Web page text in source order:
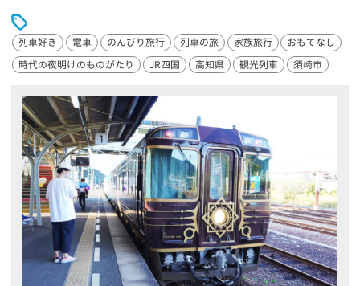
列車好き 電車 のんびり旅行 列車の旅 家族旅行 おもてなし
時代の夜明けのものがたり JR四国 高知県 観光列車 須崎市